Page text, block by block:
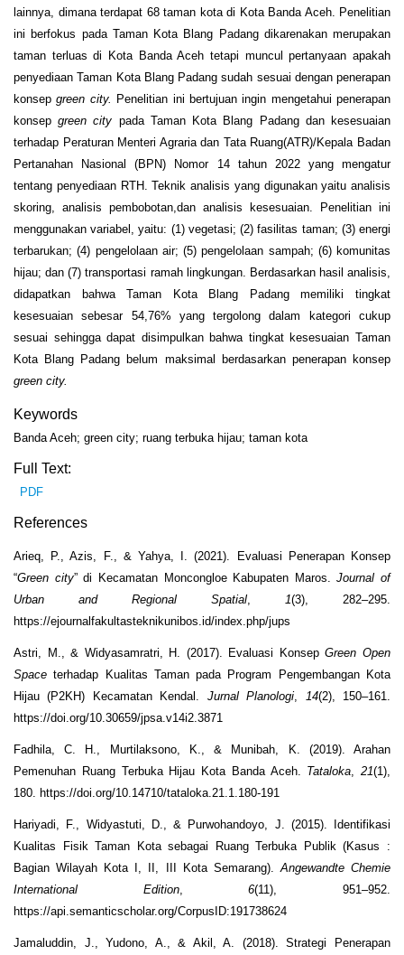
lainnya, dimana terdapat 68 taman kota di Kota Banda Aceh. Penelitian
ini berfokus pada Taman Kota Blang Padang dikarenakan merupakan
taman terluas di Kota Banda Aceh tetapi muncul pertanyaan apakah
penyediaan Taman Kota Blang Padang sudah sesuai dengan penerapan
konsepgreen city. Penelitian ini bertujuan ingin mengetahui penerapan
konsepgreen city pada Taman Kota Blang Padang dan kesesuaian
terhadap Peraturan Menteri Agraria dan Tata Ruang(ATR)/Kepala Badan
Pertanahan Nasional (BPN) Nomor 14 tahun 2022 yang mengatur
tentang penyediaan RTH. Teknik analisis yang digunakan yaitu analisis
skoring, analisis pembobotan,dan analisis kesesuaian. Penelitian ini
menggunakan variabel, yaitu: (1) vegetasi; (2) fasilitas taman; (3) energi
terbarukan; (4) pengelolaan air; (5) pengelolaan sampah; (6) komunitas
hijau; dan (7) transportasi ramah lingkungan. Berdasarkan hasil analisis,
didapatkan bahwa Taman Kota Blang Padang memiliki tingkat
kesesuaian sebesar 54,76% yang tergolong dalam kategori cukup
sesuai sehingga dapat disimpulkan bahwa tingkat kesesuaian Taman
Kota Blang Padang belum maksimal berdasarkan penerapan konsep
green city.
Keywords
Banda Aceh; green city; ruang terbuka hijau; taman kota
Full Text:
PDF
References
Arieq, P., Azis, F., & Yahya, I. (2021). Evaluasi Penerapan Konsep
“Green city” di Kecamatan Moncongloe Kabupaten Maros.Journal of
Urban and Regional Spatial, 1(3), 282–295.
https://ejournalfakultasteknikunibos.id/index.php/jups
Astri, M., & Widyasamratri, H. (2017). Evaluasi KonsepGreen Open
Space terhadap Kualitas Taman pada Program Pengembangan Kota
Hijau (P2KH) Kecamatan Kendal. Jurnal Planologi, 14(2), 150–161.
https://doi.org/10.30659/jpsa.v14i2.3871
Fadhila, C. H., Murtilaksono, K., & Munibah, K. (2019). Arahan
Pemenuhan Ruang Terbuka Hijau Kota Banda Aceh. Tataloka, 21(1),
180. https://doi.org/10.14710/tataloka.21.1.180-191
Hariyadi, F., Widyastuti, D., & Purwohandoyo, J. (2015). Identifikasi
Kualitas Fisik Taman Kota sebagai Ruang Terbuka Publik (Kasus :
Bagian Wilayah Kota I, II, III Kota Semarang).Angewandte Chemie
International Edition,6(11), 951–952.
https://api.semanticscholar.org/CorpusID:191738624
Jamaluddin, J., Yudono, A., & Akil, A. (2018). Strategi Penerapan